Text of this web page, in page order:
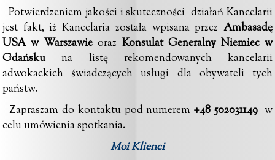
Potwierdzeniem jakości i skuteczności działań Kancelarii
jest fakt, iż Kancelaria została wpisana przez Ambasadę
USA w Warszawie oraz Konsulat Generalny Niemiec w
Gdańsku na listę rekomendowanych kancelarii
adwokackich świadczących usługi dla obywateli tych
państw.
Zapraszam do kontaktu pod numerem +48 502031149 w
celu umówienia spotkania.
Moi Klienci